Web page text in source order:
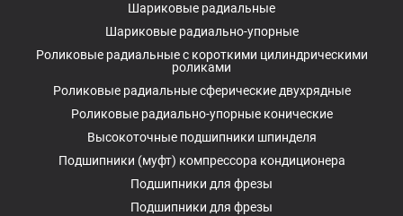
Шариковые радиальные
Шариковые радиально-упорные
Роликовые радиальные с короткими цилиндрическими
роликами
Роликовые радиальные сферические двухрядные
Роликовые радиально-упорные конические
Высокоточные подшипники шпинделя
Подшипники (муфт) компрессора кондиционера
Подшипники для фрезы
Подшипники для фрезы